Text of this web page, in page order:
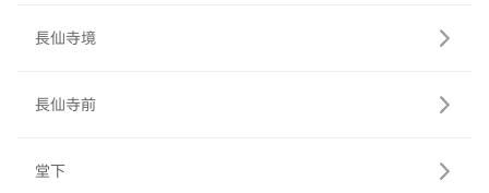
長仙寺境
長仙寺前
堂下